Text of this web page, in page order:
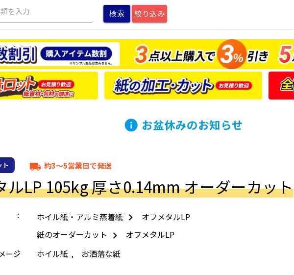
を入力 絞り込み
info お盆休みのお知らせ
ト local_shipping 約3～5営業日で発送
ルLP 105kg 厚さ0.14mm オーダーカット
ホイル紙・アルミ蒸着紙
オフメタルLP
紙のオーダーカット
オフメタルLP
ージ ホイル紙, お洒落な紙